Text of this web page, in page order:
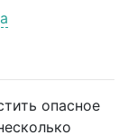
опасное